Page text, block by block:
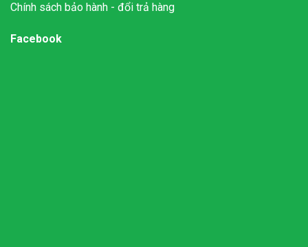
Chính sách bảo hành - đổi trả hàng
Facebook